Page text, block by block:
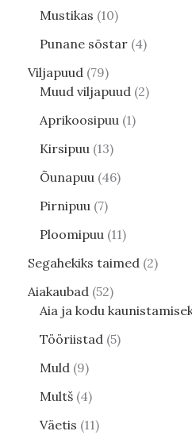
Mustikas 10
Punane sõstar 4
Viljapuud 79
Muud viljapuud 2
Aprikoosipuu 1
Kirsipuu 13
Õunapuu 46
Pirnipuu 7
Ploomipuu 11
Segahekiks taimed 2
Aiakaubad 52
Aia ja kodu
Tööriistad 5
Muld 9
Multš 4
Väetis 11